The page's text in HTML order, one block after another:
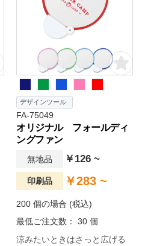
デザインツール
FA-75049
オリジナル フォールディ
ングファン
無地品 ￥126 ~
印刷品 ￥283 ~
200 個の場合 (税込)
最低ご注文数： 30 個
涼みたいときはさっと広げる